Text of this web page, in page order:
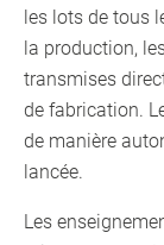
les lots de tous
la production,
transmises
de fabrication.
de manière
lancée.
Les